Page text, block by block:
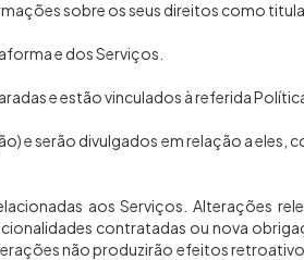
sobre os seus direitos como
e dos Serviços.
e estão vinculados à referida
e serão divulgados em relação a eles,
aos Serviços. Alterações
contratadas ou nova
não produzirão efeitos